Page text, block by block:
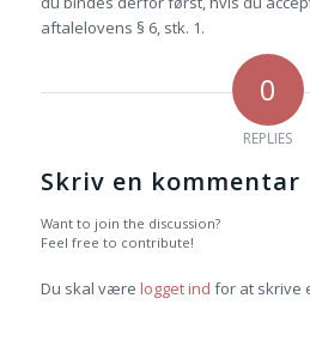
aftalelovens § 6, stk. 1.
0
REPLIES
Skriv en kommentar
Want to join the discussion?
Feel free to contribute!
Du skal være logget ind for at skrive